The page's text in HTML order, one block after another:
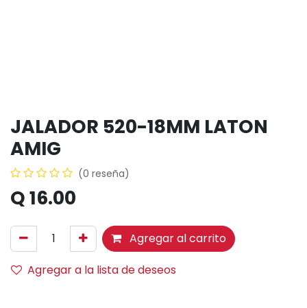
JALADOR 520-18MM LATON
AMIG
(0 reseña)
Q16.00
Agregar al carrito
Agregar a la lista de deseos